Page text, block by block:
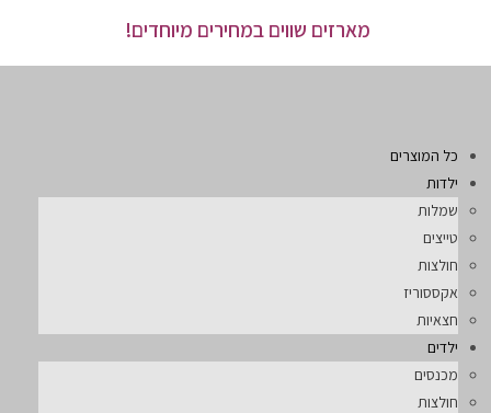
מארזים שווים במחירים מיוחדים!
כל המוצרים
ילדות
שמלות
טייצים
חולצות
אקססוריז
חצאיות
ילדים
מכנסים
חולצות